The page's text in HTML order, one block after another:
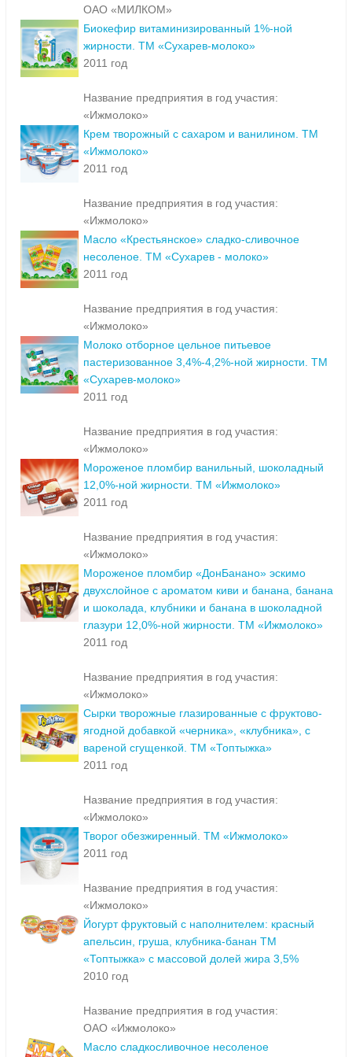
ОАО «МИЛКОМ»
Биокефир витаминизированный 1%-ной
жирности. ТМ «Сухарев-молоко»
2011 год
Название предприятия в год участия:
«Ижмолоко»
Крем творожный с сахаром и ванилином. ТМ
«Ижмолоко»
2011 год
Название предприятия в год участия:
«Ижмолоко»
Масло «Крестьянское» сладко-сливочное
несоленое. ТМ «Сухарев - молоко»
2011 год
Название предприятия в год участия:
«Ижмолоко»
Молоко отборное цельное питьевое
пастеризованное 3,4%-4,2%-ной жирности. ТМ
«Сухарев-молоко»
2011 год
Название предприятия в год участия:
«Ижмолоко»
Мороженое пломбир ванильный, шоколадный
12,0%-ной жирности. ТМ «Ижмолоко»
2011 год
Название предприятия в год участия:
«Ижмолоко»
Мороженое пломбир «ДонБанано» эскимо
двухслойное с ароматом киви и банана, банана
и шоколада, клубники и банана в шоколадной
глазури 12,0%-ной жирности. ТМ «Ижмолоко»
2011 год
Название предприятия в год участия:
«Ижмолоко»
Сырки творожные глазированные с фруктово-
ягодной добавкой «черника», «клубника», с
вареной сгущенкой. ТМ «Топтыжка»
2011 год
Название предприятия в год участия:
«Ижмолоко»
Творог обезжиренный. ТМ «Ижмолоко»
2011 год
Название предприятия в год участия:
«Ижмолоко»
Йогурт фруктовый с наполнителем: красный
апельсин, груша, клубника-банан ТМ
«Топтыжка» с массовой долей жира 3,5%
2010 год
Название предприятия в год участия:
ОАО «Ижмолоко»
Масло сладкосливочное несоленое